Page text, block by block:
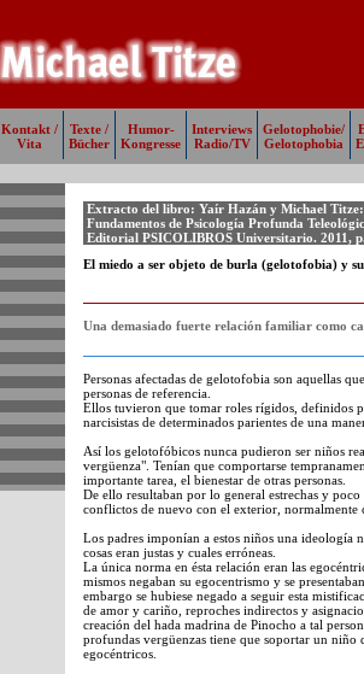
Kontakt /
Vita
Texte /
Bücher
Humor-
Kongresse
Interviews
Radio/TV
Gelotophobie/
Gelotophobia
Extracto del libro: Yaír Hazán y Michael Titze:
Fundamentos de Psicología Profunda
Editorial PSICOLIBROS Universitario. 2011,
El miedo a ser objeto de burla (gelotofobia) y
Una demasiado fuerte relación familiar como
Personas afectadas de gelotofobia son aquellas
personas de referencia.
Ellos tuvieron que tomar roles rígidos, definidos
narcisistas de determinados parientes de una
Así los gelotofóbicos nunca pudieron ser niños
vergüenza". Tenían que comportarse
importante tarea, el bienestar de otras personas.
De ello resultaban por lo general estrechas y
conflictos de nuevo con el exterior, normalmente
Los padres imponían a estos niños una ideología
cosas eran justas y cuales erróneas.
La única norma en ésta relación eran las
mismos negaban su egocentrismo y se
embargo se hubiese negado a seguir esta
de amor y cariño, reproches indirectos y
creación del hada madrina de Pinocho a tal
profundas vergüenzas tiene que soportar un niño
egocéntricos.